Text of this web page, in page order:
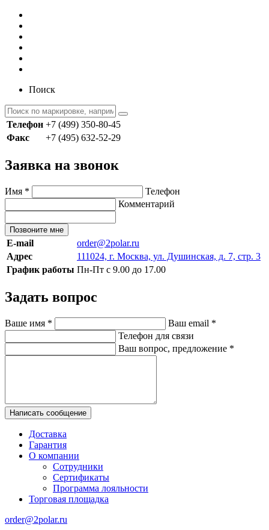
Поиск
Телефон +7 (499) 350-80-45
Факс
+7 (495) 632-52-29
Заявка на звонок
Имя *
Телефон
Комментарий
Позвоните мне
E-mail
order@2polar.ru
Адрес
111024, г. Москва, ул. Душинская, д. 7, стр. 3
График работы Пн-Пт с 9.00 до 17.00
Задать вопрос
Ваше имя * Ваш email *
Телефон для связи
Ваш вопрос, предложение *
Написать сообщение
Доставка
Гарантия
О компании
Сотрудники
Сертификаты
Программа лояльности
Торговая площадка
order@2polar.ru